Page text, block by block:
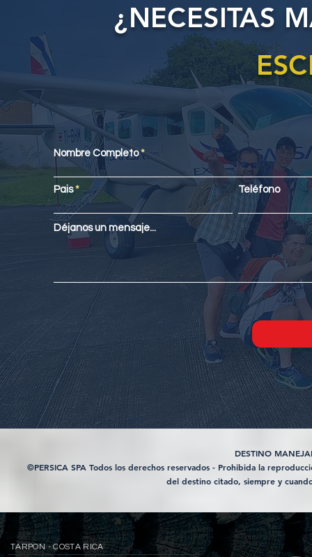
¿NECESITAS
Nombre Completo
Pais Teléfono
Déjanos un mensaje...
DESTINO
©PERSICA SPA Todos los derechos reservados - Prohibida la
del destino citado, siempre y
TARPON - COSTA RICA